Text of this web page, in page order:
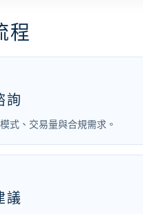
程
詢
式、交易量與合規需求。
議